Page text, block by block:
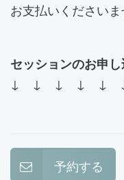
お支払いくださいま
セッションのお申
↓ ↓ ↓ ↓ ↓
予約する